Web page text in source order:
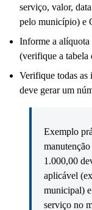
serviço, valor,
pelo município) e
Informe a
(verifique a tabela
Verifique todas as
deve gerar um
Exemplo
1.000,00
aplicável
municipal)
serviço no